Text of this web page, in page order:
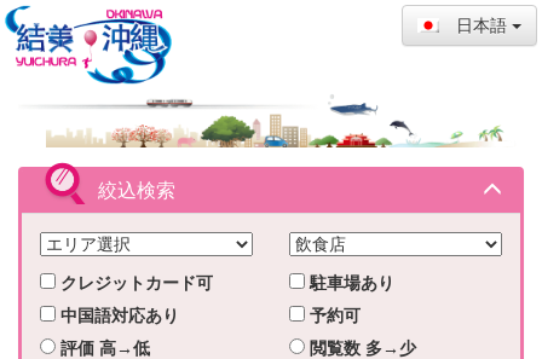
日本語
絞込検索
クレジットカード可
駐車場あり
中国語対応あり
予約可
評価 高→低
閲覧数 多→少